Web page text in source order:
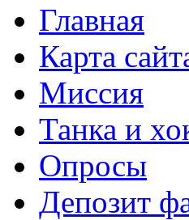
Главная
Карта
Миссия
Танка и
Опросы
Депозит